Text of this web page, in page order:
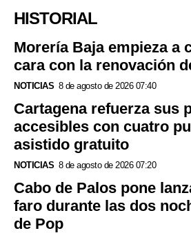
HISTORIAL
Morería Baja empieza a
cara con la renovación
NOTICIAS 8 de agosto de 2026 07:40
Cartagena refuerza sus
accesibles con cuatro
asistido gratuito
NOTICIAS 8 de agosto de 2026 07:20
Cabo de Palos pone
faro durante las dos
de Pop